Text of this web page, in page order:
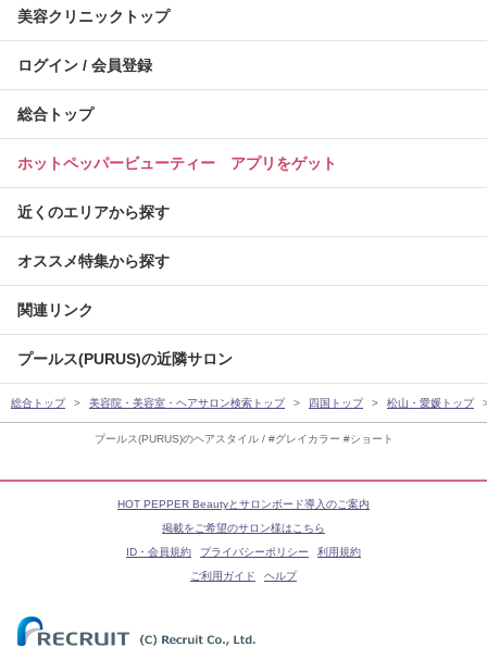
プールス(PURUS)のヘアスタイル / #グレイカラー #ショート
美容クリニックトップ
ログイン / 会員登録
総合トップ
ホットペッパービューティー アプリをゲット
近くのエリアから探す
オススメ特集から探す
関連リンク
プールス(PURUS)の近隣サロン
総合トップ 美容院・美容室・ヘアサロン検索トップ 四国トップ 松山・愛媛トップ
HOT PEPPER Beautyとサロンボード導入のご案内
掲載をご希望のサロン様はこちら
ID・会員規約
プライバシーポリシー
利用規約
ご利用ガイド
ヘルプ